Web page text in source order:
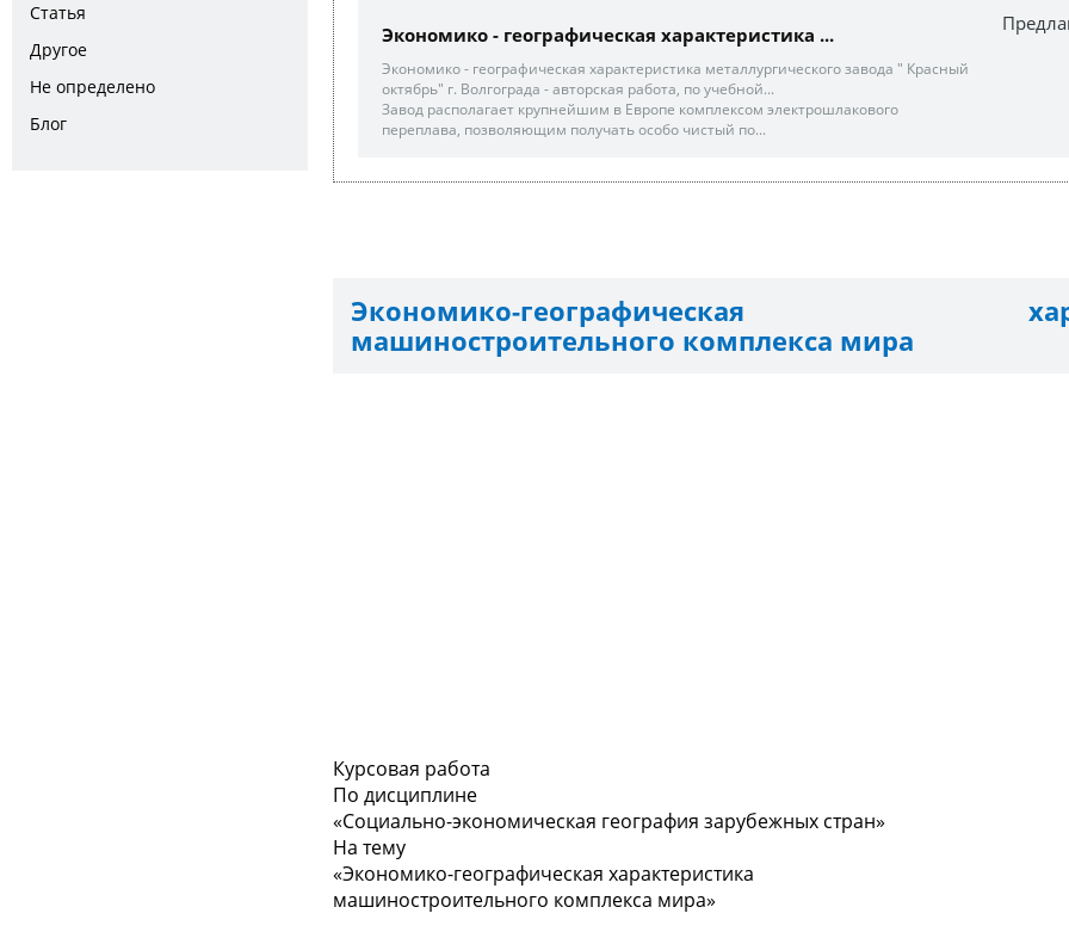
Статья
Другое
Не определено
Блог
Экономико - географическая характеристика ...
Экономико - географическая характеристика металлургического завода " Красный
октябрь" г. Волгограда - авторская работа, по учебной...
Завод располагает крупнейшим в Европе комплексом электрошлакового
переплава, позволяющим получать особо чистый по...
Экономико-географическая
машиностроительного комплекса мира
Курсовая работа
По дисциплине
«Социально-экономическая география зарубежных стран»
На тему
«Экономико-географическая характеристика
машиностроительного комплекса мира»